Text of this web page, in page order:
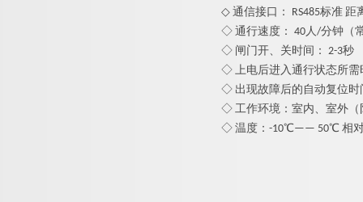
◇ 通信接口： RS485标准 距
◇ 通行速度： 40人/分钟（
◇ 闸门开、关时间： 2-3秒
◇ 上电后进入通行状态所需
◇ 出现故障后的自动复位时
◇ 工作环境：室内、室外（
◇ 温度：-10℃—— 50℃ 相对